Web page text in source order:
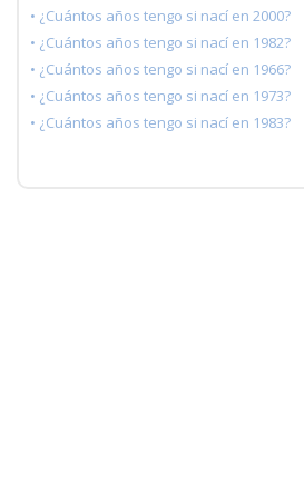
• ¿Cuántos años tengo si nací en 2000?
• ¿Cuántos años tengo si nací en 1982?
• ¿Cuántos años tengo si nací en 1966?
• ¿Cuántos años tengo si nací en 1973?
• ¿Cuántos años tengo si nací en 1983?